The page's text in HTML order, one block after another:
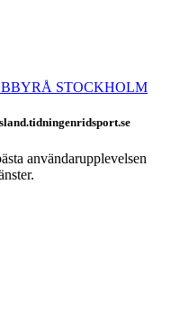
STOCKHOLM
användarupplevelsen